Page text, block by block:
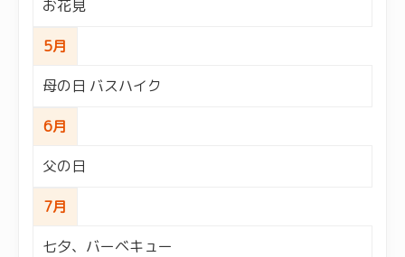
お花見
5月
母の日 バスハイク
6月
父の日
7月
七夕、バーベキュー